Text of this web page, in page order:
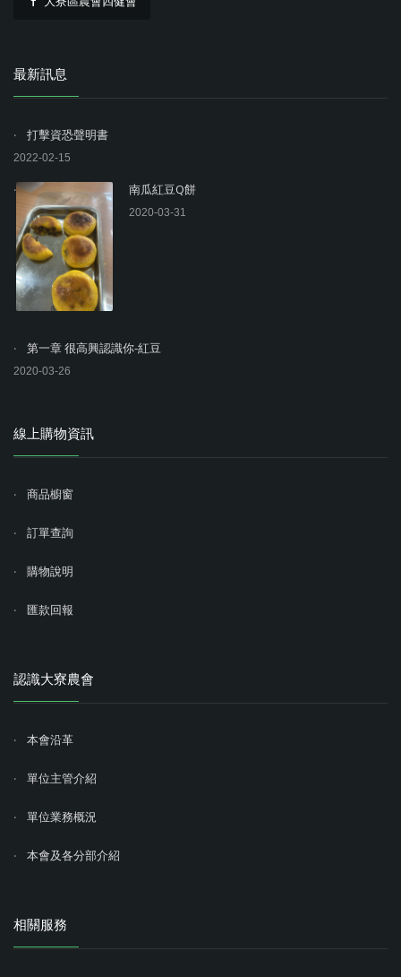
最新訊息
打擊資恐聲明書
2022-02-15
南瓜紅豆Q餅
2020-03-31
第一章 很高興認識你-紅豆
2020-03-26
線上購物資訊
商品櫥窗
訂單查詢
購物說明
匯款回報
認識大寮農會
本會沿革
單位主管介紹
單位業務概況
本會及各分部介紹
相關服務